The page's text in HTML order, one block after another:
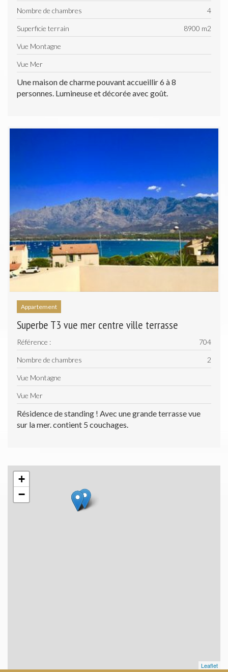
Nombre de chambres 4
Superficie terrain 8900 m2
Vue Montagne
Vue Mer
Une maison de charme pouvant accueillir 6 à 8
personnes. Lumineuse et décorée avec goût.
Appartement
Superbe T3 vue mer centre ville terrasse
Référence : 704
Nombre de chambres 2
Vue Montagne
Vue Mer
Résidence de standing ! Avec une grande terrasse vue
sur la mer. contient 5 couchages.
+
−
Leaflet